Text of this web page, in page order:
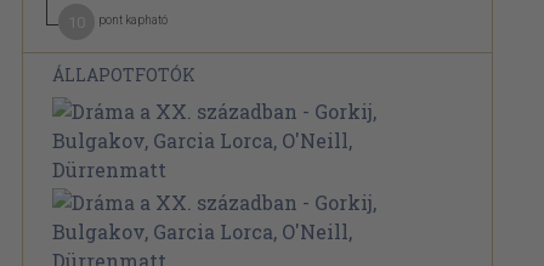
pont kapható
ÁLLAPOTFOTÓK